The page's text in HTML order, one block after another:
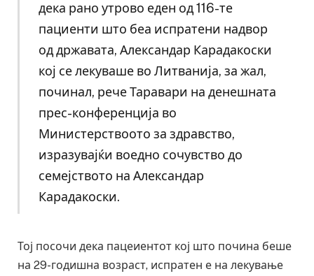
дека рано утрово еден од 116-те
пациенти што беа испратени надвор
од државата, Александар Карадакоски
кој се лекуваше во Литванија, за жал,
починал, рече Таравари на денешната
прес-конференција во
Министерствоото за здравство,
изразувајќи воедно сочувство до
семејството на Александар
Карадакоски.
Тој посочи дека пацеиентот кој што почина беше
на 29-годишна возраст, испратен е на лекување